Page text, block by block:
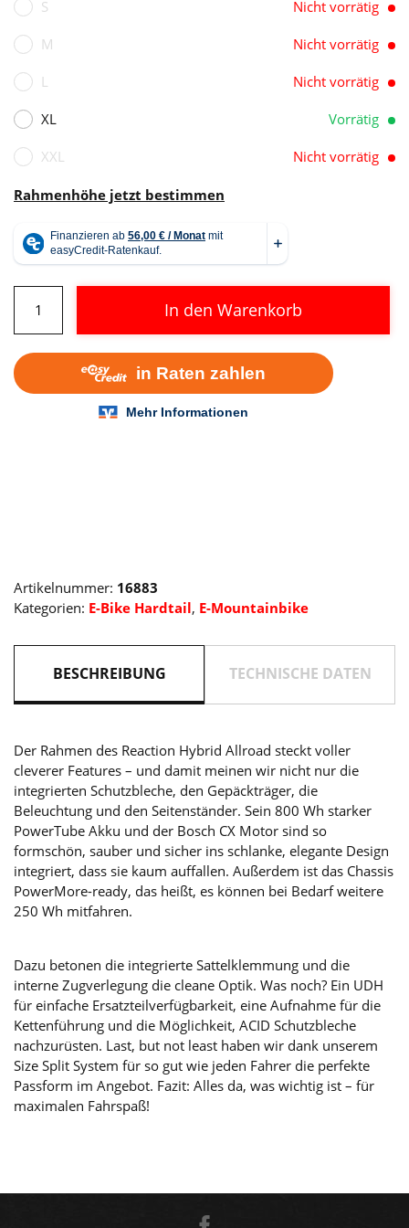
3.399,00 €
S Nicht vorrätig
M Nicht vorrätig
L Nicht vorrätig
XL Vorrätig
XXL Nicht vorrätig
Rahmenhöhe jetzt bestimmen
Reaction
Hybrid
Pro
800
Allroad
In den Warenkorb
Artikelnummer: 16883
Kategorien: E-Bike Hardtail, E-Mountainbike
BESCHREIBUNG TECHNISCHE DATEN
Der Rahmen des Reaction Hybrid Allroad steckt voller
cleverer Features – und damit meinen wir nicht nur die
integrierten Schutzbleche, den Gepäckträger, die
Beleuchtung und den Seitenständer. Sein 800 Wh starker
PowerTube Akku und der Bosch CX Motor sind so
formschön, sauber und sicher ins schlanke, elegante Design
integriert, dass sie kaum auffallen. Außerdem ist das Chassis
PowerMore-ready, das heißt, es können bei Bedarf weitere
250 Wh mitfahren.
Dazu betonen die integrierte Sattelklemmung und die
interne Zugverlegung die cleane Optik. Was noch? Ein UDH
für einfache Ersatzteilverfügbarkeit, eine Aufnahme für die
Kettenführung und die Möglichkeit, ACID Schutzbleche
nachzurüsten. Last, but not least haben wir dank unserem
Size Split System für so gut wie jeden Fahrer die perfekte
Passform im Angebot. Fazit: Alles da, was wichtig ist – für
maximalen Fahrspaß!